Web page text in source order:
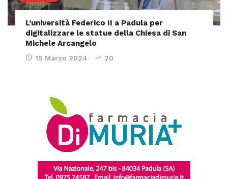
L’università Federico II a Padula per
digitalizzare le statue della Chiesa di San
Michele Arcangelo
15 Marzo 2024 20